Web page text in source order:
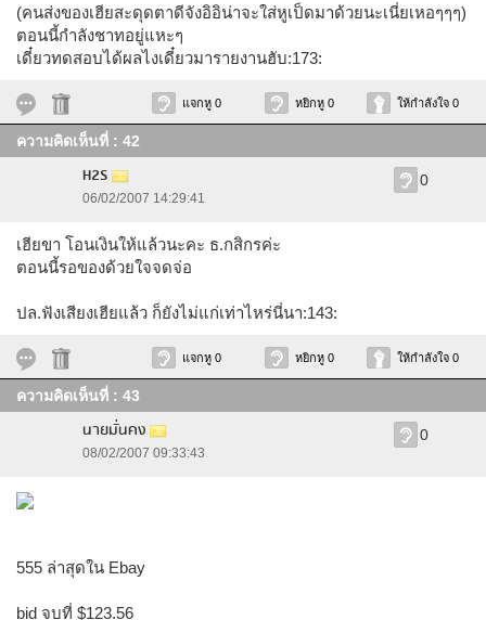
(คนส่งของเฮียสะดุดตาดีจังอิอิน่าจะใส่หูเป็ดมาด้วยนะเนี่ยเหอๆๆๆ)
ตอนนี้กำลังชาทอยู่แหะๆ
เดี๋ยวทดสอบได้ผลไงเดี๋ยวมารายงานฮับ:173:
แจกหู 0 หยิกหู 0 ให้กำลังใจ 0
ความคิดเห็นที่ : 42
H2S
06/02/2007 14:29:41
0
เฮียขา โอนเงินให้แล้วนะคะ ธ.กสิกรค่ะ
ตอนนี้รอของด้วยใจจดจ่อ
ปล.ฟังเสียงเฮียแล้ว ก็ยังไม่แก่เท่าไหร่นี่นา:143:
แจกหู 0 หยิกหู 0 ให้กำลังใจ 0
ความคิดเห็นที่ : 43
นายมั่นคง
08/02/2007 09:33:43
0
555 ล่าสุดใน Ebay
bid จบที่ $123.56